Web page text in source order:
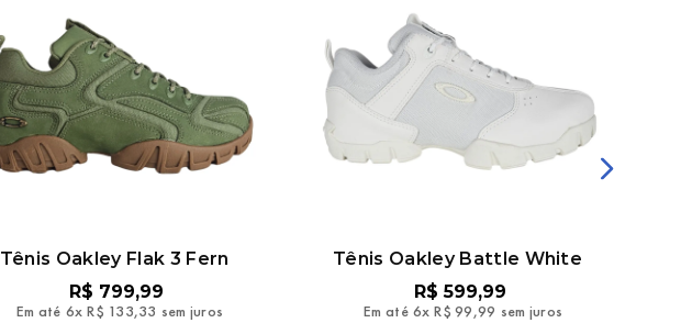
Tênis Oakley Flak 3 Fern
R$ 799,99
Em até 6x R$ 133,33 sem juros
Tênis Oakley Battle White
R$ 599,99
Em até 6x R$ 99,99 sem juros